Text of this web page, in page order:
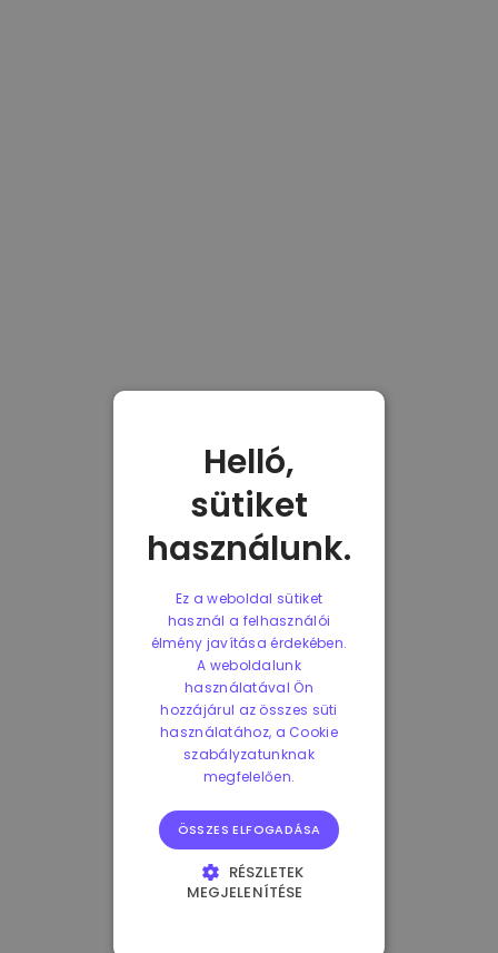
Helló,
sütiket
használunk.
Ez a weboldal sütiket
használ a felhasználói
élmény javítása érdekében.
A weboldalunk
használatával Ön
hozzájárul az összes süti
használatához, a Cookie
szabályzatunknak
megfelelően.
ÖSSZES ELFOGADÁSA
RÉSZLETEK
MEGJELENÍTÉSE